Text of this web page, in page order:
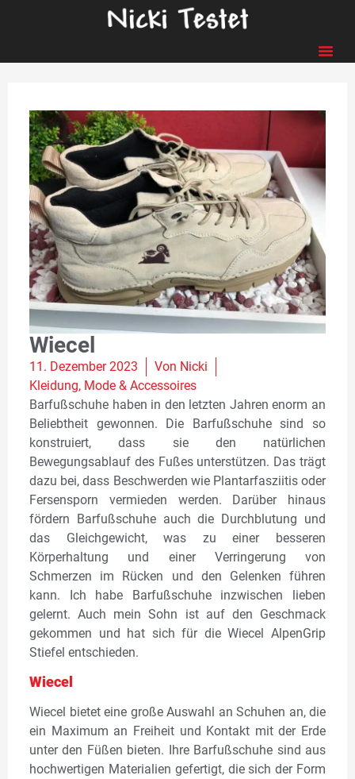
Wiecel
11. Dezember 2023 Von Nicki
Kleidung, Mode & Accessoires
Barfußschuhe haben in den letzten Jahren enorm an
Beliebtheit gewonnen. Die Barfußschuhe sind so
konstruiert, dass sie den natürlichen
Bewegungsablauf des Fußes unterstützen. Das trägt
dazu bei, dass Beschwerden wie Plantarfasziitis oder
Fersensporn vermieden werden. Darüber hinaus
fördern Barfußschuhe auch die Durchblutung und
das Gleichgewicht, was zu einer besseren
Körperhaltung und einer Verringerung von
Schmerzen im Rücken und den Gelenken führen
kann. Ich habe Barfußschuhe inzwischen lieben
gelernt. Auch mein Sohn ist auf den Geschmack
gekommen und hat sich für die Wiecel AlpenGrip
Stiefel entschieden.
Wiecel
Wiecel bietet eine große Auswahl an Schuhen an, die
ein Maximum an Freiheit und Kontakt mit der Erde
unter den Füßen bieten. Ihre Barfußschuhe sind aus
hochwertigen Materialien gefertigt, die sich der Form